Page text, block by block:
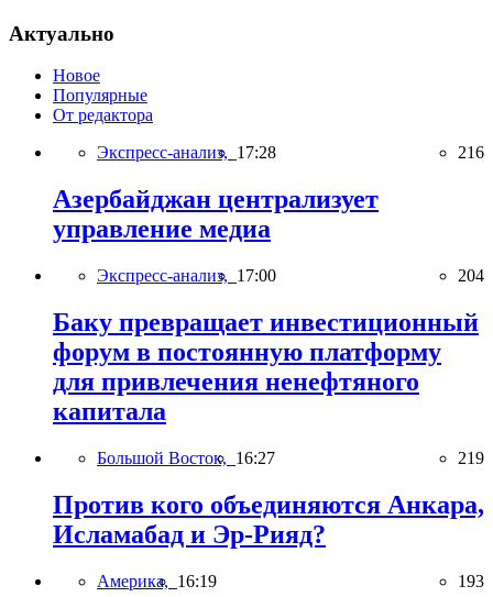
Актуально
Новое
Популярные
От редактора
Экспресс-анализ, 17:28 216
Азербайджан централизует
управление медиа
Экспресс-анализ, 17:00 204
Баку превращает инвестиционный
форум в постоянную платформу
для привлечения ненефтяного
капитала
Большой Восток, 16:27 219
Против кого объединяются Анкара,
Исламабад и Эр-Рияд?
Америка, 16:19 193